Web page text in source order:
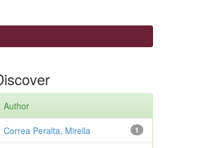
Author
1
Correa Peralta, Mirella